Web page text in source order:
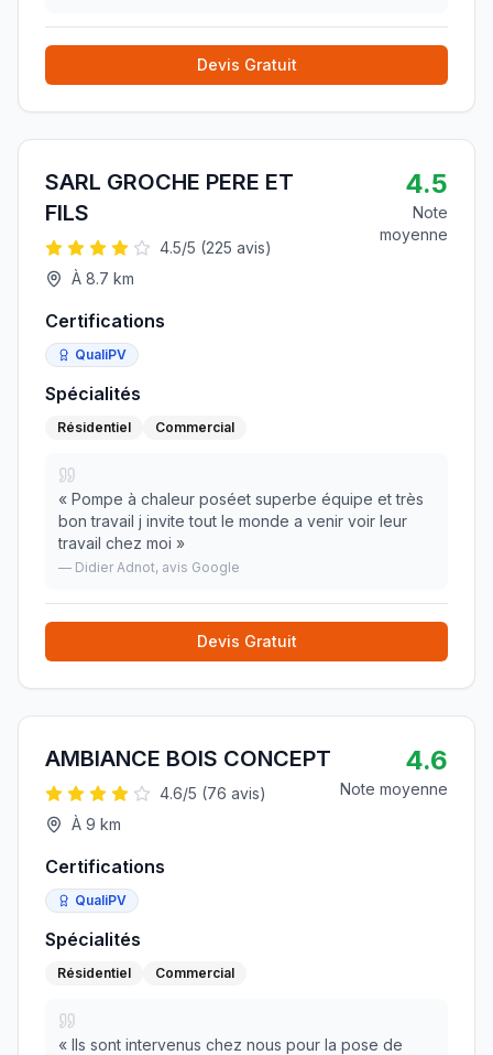
Devis Gratuit
SARL GROCHE PERE ET
FILS
4.5/5 (225 avis)
À 8.7 km
4.5
Note
moyenne
Certifications
QualiPV
Spécialités
Résidentiel Commercial
« Pompe à chaleur poséet superbe équipe et très
bon travail j invite tout le monde a venir voir leur
travail chez moi »
— Didier Adnot, avis Google
Devis Gratuit
AMBIANCE BOIS CONCEPT
4.6/5 (76 avis)
À 9 km
4.6
Note moyenne
Certifications
QualiPV
Spécialités
Résidentiel Commercial
« Ils sont intervenus chez nous pour la pose de